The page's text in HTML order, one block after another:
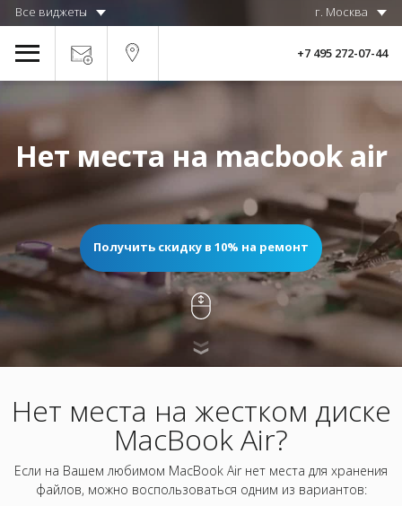
Все виджеты г. Москва
+7 495 272-07-44
Нет места на macbook air
Получить скидку в 10% на ремонт
Нет места на жестком диске
MacBook Air?
Если на Вашем любимом MacBook Air нет места для хранения
файлов, можно воспользоваться одним из вариантов: